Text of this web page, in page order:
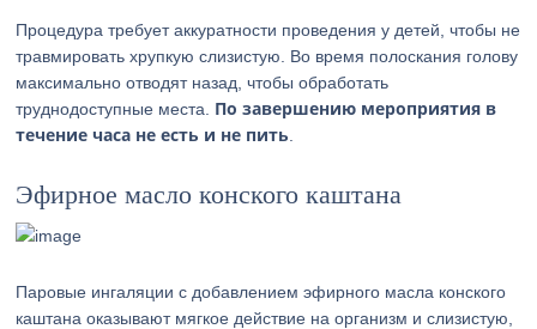
Процедура требует аккуратности проведения у детей, чтобы не
травмировать хрупкую слизистую. Во время полоскания голову
максимально отводят назад, чтобы обработать
труднодоступные места. По завершению мероприятия в
течение часа не есть и не пить
Эфирное масло конского каштана
Паровые ингаляции с добавлением эфирного масла конского
каштана оказывают мягкое действие на организм и слизистую,